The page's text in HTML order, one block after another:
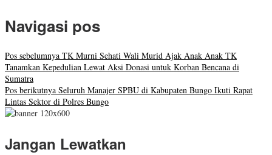
Navigasi pos
Pos sebelumnya TK Murni Sehati Wali Murid Ajak Anak Anak TK
Tanamkan Kepedulian Lewat Aksi Donasi untuk Korban Bencana di
Sumatra
Pos berikutnya Seluruh Manajer SPBU di Kabupaten Bungo Ikuti Rapat
Lintas Sektor di Polres Bungo
Jangan Lewatkan